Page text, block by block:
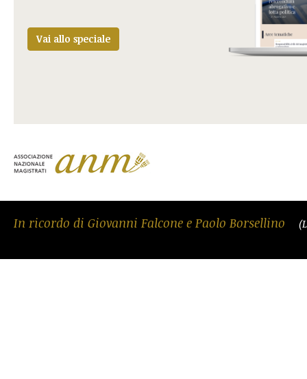
Vai allo speciale
In ricordo di Giovanni Falcone e Paolo Borsellino